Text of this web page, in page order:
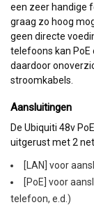
een zeer handige
graag zo hoog
geen directe
telefoons kan
daardoor
stroomkabels.
Aansluitingen
De Ubiquiti 48v
uitgerust met 2
[LAN] voor
[PoE] voor
telefoon, e.d.)